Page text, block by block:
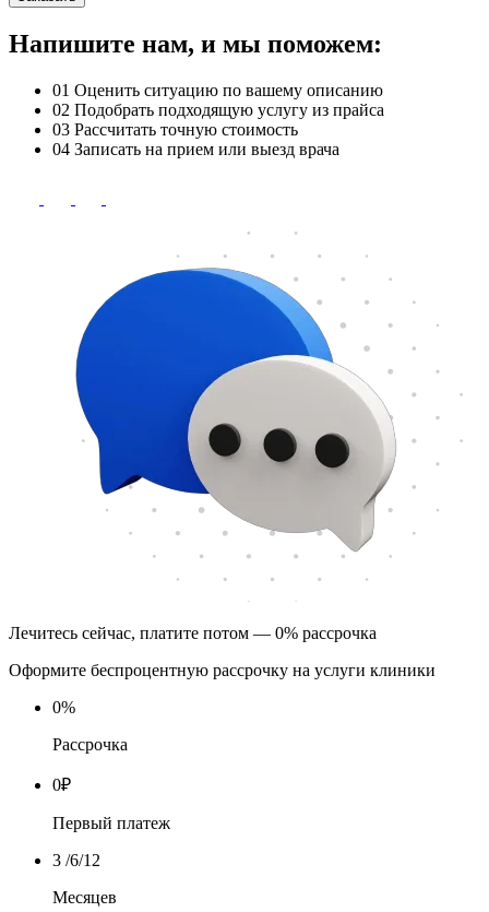
Напишите нам, и мы поможем:
01 Оценить ситуацию по вашему описанию
02 Подобрать подходящую услугу из прайса
03 Рассчитать точную стоимость
04 Записать на прием или выезд врача
Лечитесь сейчас, платите потом — 0% рассрочка
Оформите беспроцентную рассрочку на услуги клиники
0%
Рассрочка
0₽
Первый платеж
3 /6/12
Месяцев